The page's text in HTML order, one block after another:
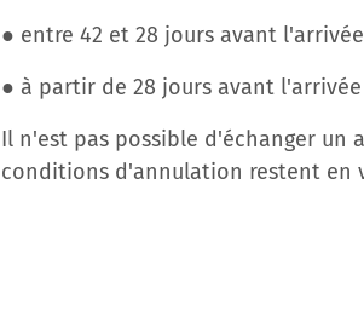
● entre 42 et 28 jours avant
● à partir de 28 jours avant
Il n'est pas possible d'échanger un
conditions d'annulation restent en